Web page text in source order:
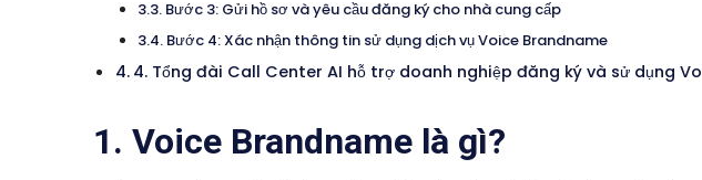
Bước 3: Gửi hồ sơ và yêu cầu đăng ký cho nhà cung cấp
Bước 4: Xác nhận thông tin sử dụng dịch vụ Voice Brandname
4. Tổng đài Call Center AI hỗ trợ doanh nghiệp đăng ký và sử dụng
1. Voice Brandname là gì?